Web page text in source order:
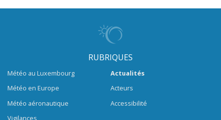
RUBRIQUES
Météo au Luxembourg
Météo en Europe
Météo aéronautique
Vigilances
Actualités
Acteurs
Accessibilité